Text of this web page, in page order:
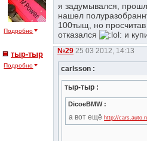
Подробно
я задумывался,
нашел
100тыщ, но просчитав
отказался
и
тыр-тыр
Подробно
№29 25 03 2012, 14:13
сarlsson :
тыр-тыр :
DicoeBMW :
а вот ещёhttp://